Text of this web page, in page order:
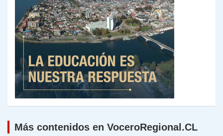
Más contenidos en VoceroRegional.CL